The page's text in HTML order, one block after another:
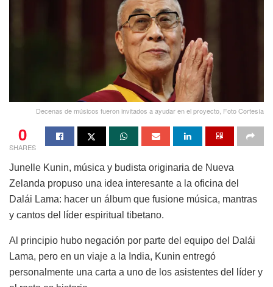
Decenas de músicos fueron invitados a ayudar en el proyecto, Foto Cortesía
0
SHARES
Junelle Kunin, música y budista originaria de Nueva
Zelanda propuso una idea interesante a la oficina del
Dalái Lama: hacer un álbum que fusione música, mantras
y cantos del líder espiritual tibetano.
Al principio hubo negación por parte del equipo del Dalái
Lama, pero en un viaje a la India, Kunin entregó
personalmente una carta a uno de los asistentes del líder y